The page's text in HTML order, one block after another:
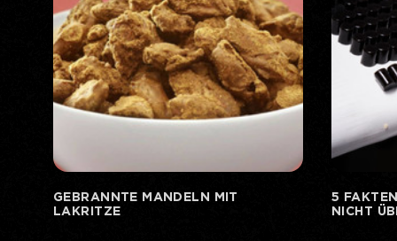
GEBRANNTE MANDELN MIT
LAKRITZE
5
NICHT